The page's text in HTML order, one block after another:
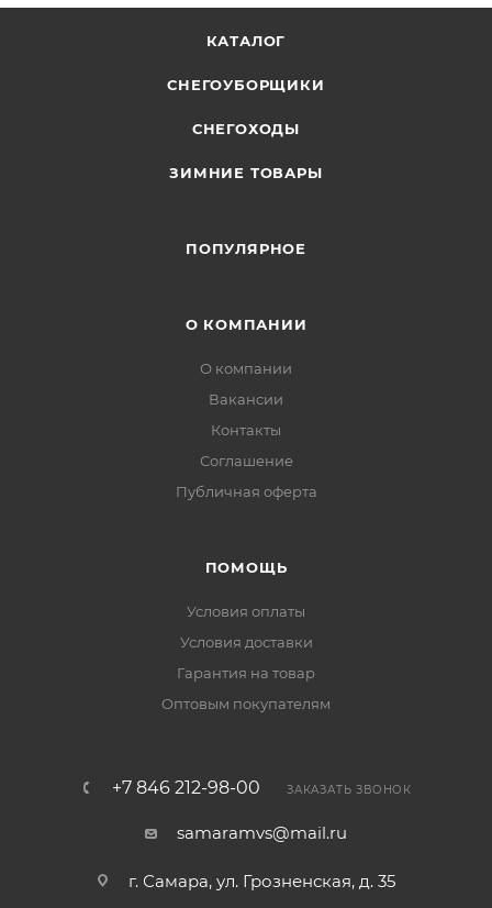
КАТАЛОГ
СНЕГОУБОРЩИКИ
СНЕГОХОДЫ
ЗИМНИЕ ТОВАРЫ
ПОПУЛЯРНОЕ
О КОМПАНИИ
О компании
Вакансии
Контакты
Соглашение
Публичная оферта
ПОМОЩЬ
Условия оплаты
Условия доставки
Гарантия на товар
Оптовым покупателям
+7 846 212-98-00 ЗАКАЗАТЬ ЗВОНОК
samaramvs@mail.ru
г. Самара, ул. Грозненская, д. 35